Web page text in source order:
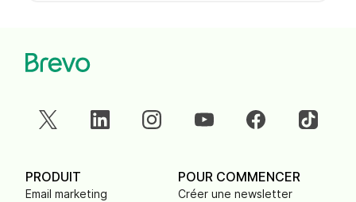
PRODUIT
Email marketing
POUR COMMENCER
Créer une newsletter